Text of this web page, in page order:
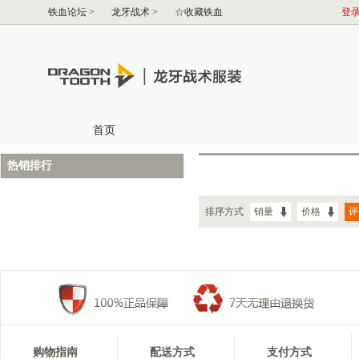
排序方式 销量 价格
热销排行
购物指南 配送方式 支付方式